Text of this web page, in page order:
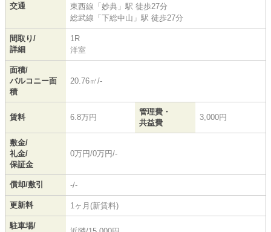
交通
東西線 「 妙典 」駅 徒歩27分
総武線 「 下総中山 」駅 徒歩27分
間取り/
詳細
1R
洋室
面積/
バルコニー面
積
20.76㎡/-
賃料 6.8万円
管理費・
共益費
3,000円
敷金/
礼金/
保証金
0万円/0万円/-
償却/敷引 -/-
更新料 1ヶ月(新賃料)
駐車場/